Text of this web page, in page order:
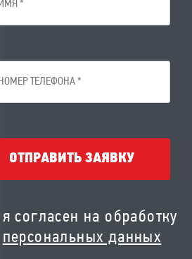
ОТПРАВИТЬ ЗАЯВКУ
я согласен на обработку
персональных данных